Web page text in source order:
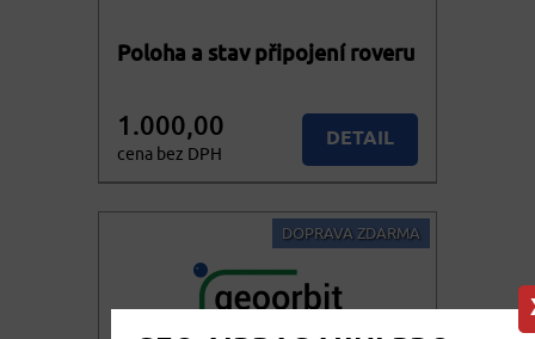
Poloha a stav připojení roveru
1.000,00
cena bez DPH
DETAIL
KOUPIT
DOPRAVA ZDARMA